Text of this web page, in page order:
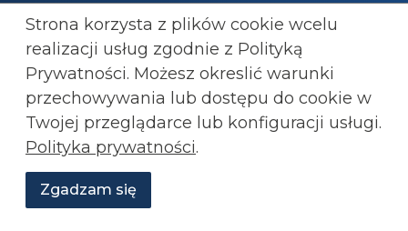
Transmisje
O Konfederacji
Wesprzyj nas!
RSS
Newsletter
prywatnościoraz Warunkami korzystania z usług
Strona korzysta z plików cookie wcelu
realizacji usług zgodnie z Polityką
Prywatności. Możesz okreslić warunki
przechowywania lub dostępu do cookie w
Twojej przeglądarce lub konfiguracji usługi.
Polityka prywatności.
Zgadzam się